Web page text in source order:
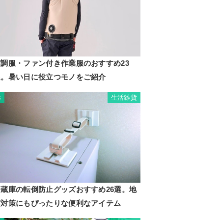
服・ファン付き作業服のおすすめ23
暑い日に役立つモノをご紹介
生活雑貨
庫の転倒防止グッズおすすめ26選。地
策にもぴったりな便利なアイテム